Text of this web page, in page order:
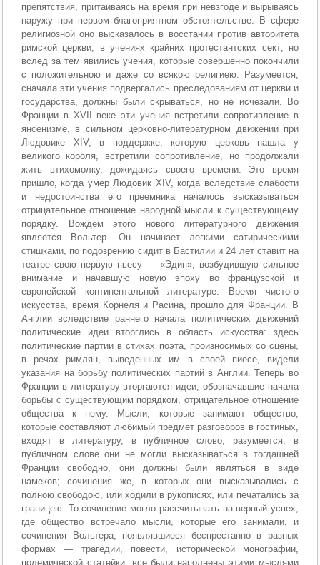
препятствия, притаиваясь на время при невзгоде и вырываясь
наружу при первом благоприятном обстоятельстве. В сфере
религиозной оно высказалось в восстании против авторитета
римской церкви, в учениях крайних протестантских сект; но
вслед за тем явились учения, которые совершенно покончили
с положительною и даже со всякою религиею. Разумеется,
сначала эти учения подвергались преследованиям от церкви и
государства, должны были скрываться, но не исчезали. Во
Франции в XVII веке эти учения встретили сопротивление в
янсенизме, в сильном церковно-литературном движении при
Людовике XIV, в поддержке, которую церковь нашла у
великого короля, встретили сопротивление, но продолжали
жить втихомолку, дожидаясь своего времени. Это время
пришло, когда умер Людовик XIV, когда вследствие слабости
и недостоинства его преемника началось высказываться
отрицательное отношение народной мысли к существующему
порядку. Вождем этого нового литературного движения
является Вольтер. Он начинает легкими сатирическими
стишками, по подозрению сидит в Бастилии и 24 лет ставит на
театре свою первую пьесу — «Эдип», возбудившую сильное
внимание и начавшую новую эпоху во французской и
европейской континентальной литературе. Время чистого
искусства, время Корнеля и Расина, прошло для Франции. В
Англии вследствие раннего начала политических движений
политические идеи вторглись в область искусства: здесь
политические партии в стихах поэта, произносимых со сцены,
в речах римлян, выведенных им в своей пиесе, видели
указания на борьбу политических партий в Англии. Теперь во
Франции в литературу вторгаются идеи, обозначавшие начала
борьбы с существующим порядком, отрицательное отношение
общества к нему. Мысли, которые занимают общество,
которые составляют любимый предмет разговоров в гостиных,
входят в литературу, в публичное слово; разумеется, в
публичном слове они не могли высказываться в тогдашней
Франции свободно, они должны были являться в виде
намеков; сочинения же, в которых они высказывались с
полною свободою, или ходили в рукописях, или печатались за
границею. То сочинение могло рассчитывать на верный успех,
где общество встречало мысли, которые его занимали, и
сочинения Вольтера, появлявшиеся беспрестанно в разных
формах — трагедии, повести, исторической монографии,
полемической статейки, все были наполнены этими мыслями